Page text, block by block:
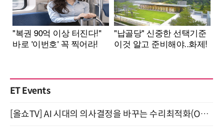
ET Events
[올쇼TV] AI 시대의 의사결정을 바꾸는 수리최적화(Optimization) 소개 (8/20 생방송)